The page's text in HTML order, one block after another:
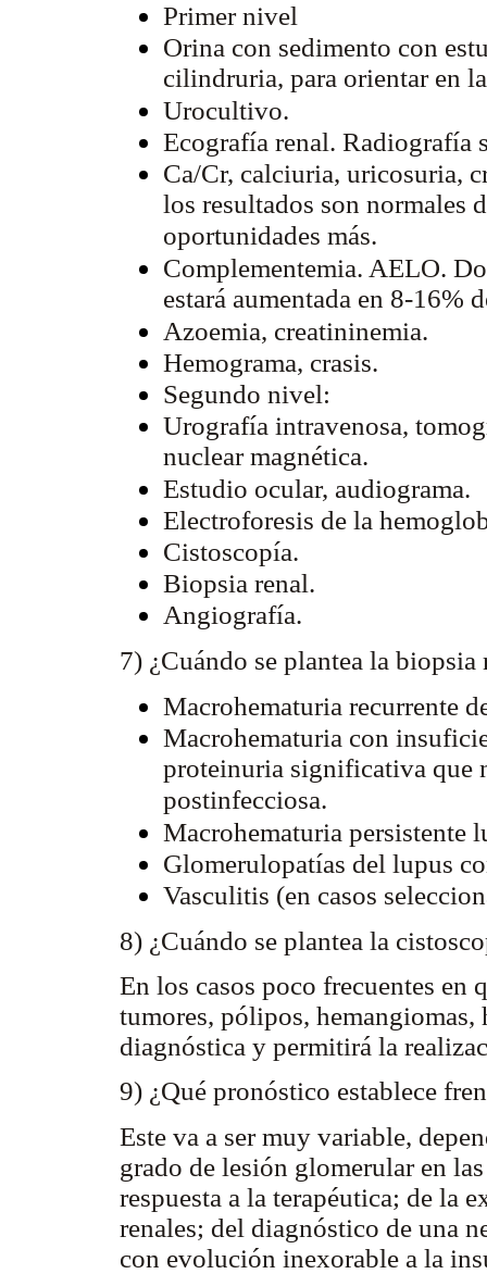
Primer nivel
Orina con sedimento con
cilindruria, para orientar en
Urocultivo.
Ecografía renal. Radiografía
Ca/Cr, calciuria, uricosuria,
los resultados son normales
oportunidades más.
Complementemia. AELO.
estará aumentada en 8-16%
Azoemia, creatininemia.
Hemograma, crasis.
Segundo nivel:
Urografía intravenosa,
nuclear magnética.
Estudio ocular, audiograma.
Electroforesis de la
Cistoscopía.
Biopsia renal.
Angiografía.
7) ¿Cuándo se plantea la biopsia
Macrohematuria recurrente
Macrohematuria con
proteinuria significativa que
postinfecciosa.
Macrohematuria persistente
Glomerulopatías del lupus
Vasculitis (en casos
8) ¿Cuándo se plantea la
En los casos poco frecuentes en
tumores, pólipos, hemangiomas,
diagnóstica y permitirá la
9) ¿Qué pronóstico establece
Este va a ser muy variable,
grado de lesión glomerular en
respuesta a la terapéutica; de la
renales; del diagnóstico de una
con evolución inexorable a la